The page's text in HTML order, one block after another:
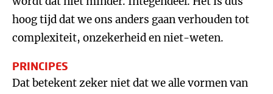
hoog tijd dat we ons anders gaan verhouden tot
complexiteit, onzekerheid en niet-weten.
PRINCIPES
Dat betekent zeker niet dat we alle vormen van